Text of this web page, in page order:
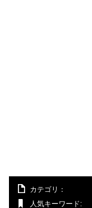
カテゴリ：
人気キーワード: